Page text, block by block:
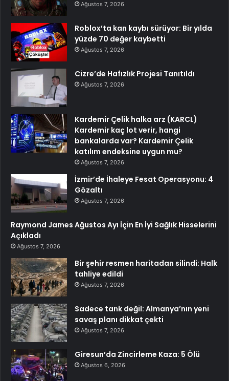
Ağustos 7, 2026
Roblox’ta kan kaybı sürüyor: Bir yılda
yüzde 70 değer kaybetti
Ağustos 7, 2026
Cizre’de Hafızlık Projesi Tanıtıldı
Ağustos 7, 2026
Kardemir Çelik halka arz (KARCL)
Kardemir kaç lot verir, hangi
bankalarda var? Kardemir Çelik
katılım endeksine uygun mu?
Ağustos 7, 2026
İzmir’de İhaleye Fesat Operasyonu: 4
Gözaltı
Ağustos 7, 2026
Raymond James Ağustos Ayı İçin En İyi Sağlık Hisselerini
Açıkladı
Ağustos 7, 2026
Bir şehir resmen haritadan silindi: Halk
tahliye edildi
Ağustos 7, 2026
Sadece tank değil: Almanya’nın yeni
savaş planı dikkat çekti
Ağustos 7, 2026
Giresun’da Zincirleme Kaza: 5 Ölü
Ağustos 6, 2026